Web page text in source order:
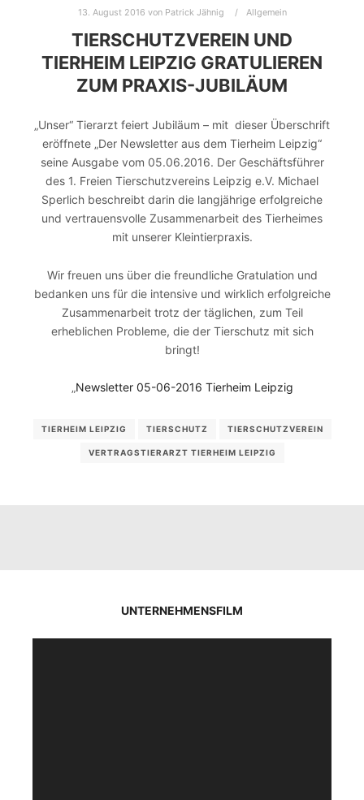
13. August 2016 von Patrick Jähnig Allgemein
TIERSCHUTZVEREIN UND
TIERHEIM LEIPZIG GRATULIEREN
ZUM PRAXIS-JUBILÄUM
„Unser“ Tierarzt feiert Jubiläum – mit dieser Überschrift
eröffnete „Der Newsletter aus dem Tierheim Leipzig“
seine Ausgabe vom 05.06.2016. Der Geschäftsführer
des 1. Freien Tierschutzvereins Leipzig e.V. Michael
Sperlich beschreibt darin die langjährige erfolgreiche
und vertrauensvolle Zusammenarbeit des Tierheimes
mit unserer Kleintierpraxis.
Wir freuen uns über die freundliche Gratulation und
bedanken uns für die intensive und wirklich erfolgreiche
Zusammenarbeit trotz der täglichen, zum Teil
erheblichen Probleme, die der Tierschutz mit sich
bringt!
„Newsletter 05-06-2016 Tierheim Leipzig
TIERHEIM LEIPZIG TIERSCHUTZ TIERSCHUTZVEREIN
VERTRAGSTIERARZT TIERHEIM LEIPZIG
UNTERNEHMENSFILM